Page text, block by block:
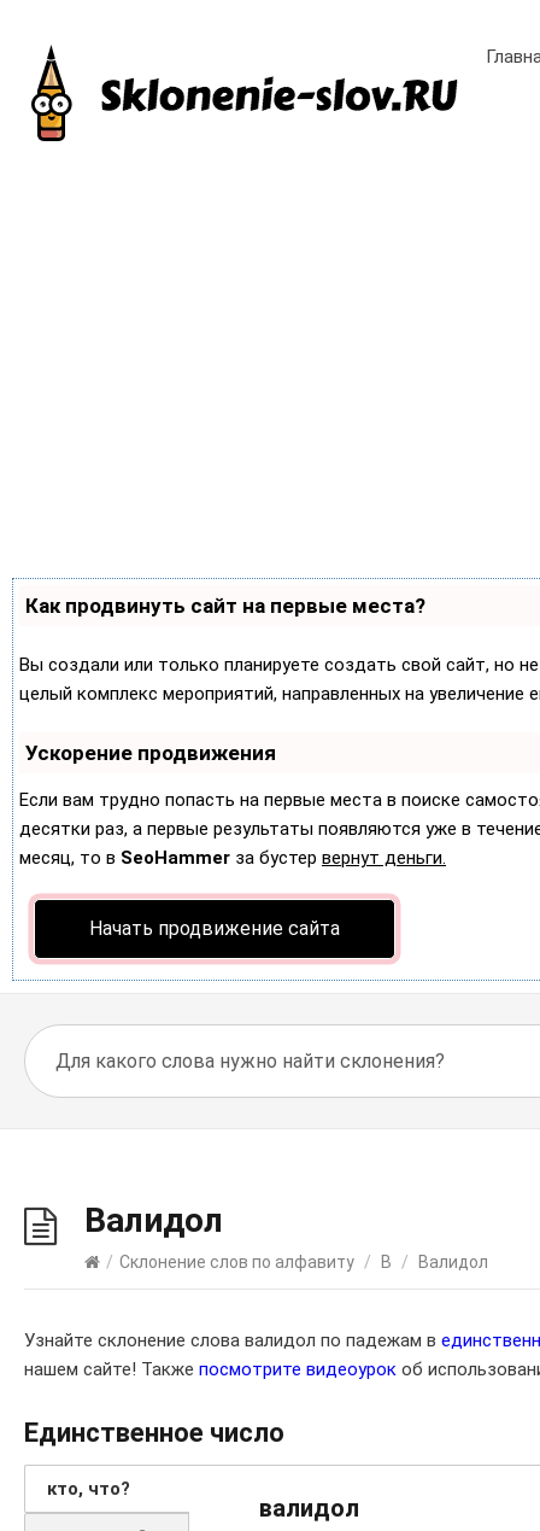
Как продвинуть сайт на первые места?
Вы создали или только планируете создать свой сайт, но
целый комплекс мероприятий, направленных на
Ускорение продвижения
Если вам трудно попасть на первые места в поиске
десятки раз, а первые результаты появляются уже в
месяц, то в SeoHammer за бустер вернут деньги.
Начать продвижение сайта
Валидол
/ Склонение слов по алфавиту / В / Валидол
Узнайте склонение слова валидол по падежам в
нашем сайте! Также посмотрите видеоурок об
Единственное число
кто, что?
валидол